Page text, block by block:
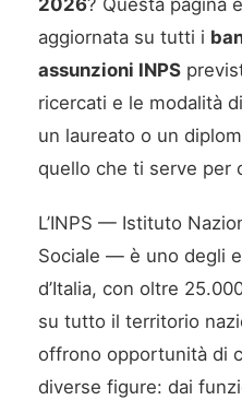
2026? Questa pagina
aggiornata su tutti i
assunzioni INPS
ricercati e le modalità
un laureato o un
quello che ti serve per
L’INPS — Istituto
Sociale — è uno degli
d’Italia, con oltre
su tutto il territorio
offrono opportunità di
diverse figure: dai